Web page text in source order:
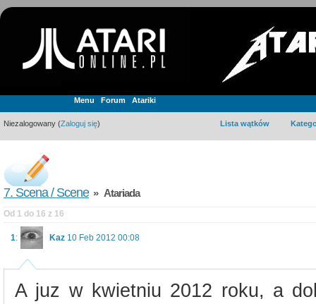
Menu Forum Atariki
Niezalogowany (Zaloguj się) Lista wątków
7. Scena / Scene» Atariada
Od 1 do 16 z 16
1: Kaz 10 Feb 2012 00:08
A juz w kwietniu 2012 roku, a